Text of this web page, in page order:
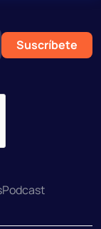
Suscríbete
Podcast